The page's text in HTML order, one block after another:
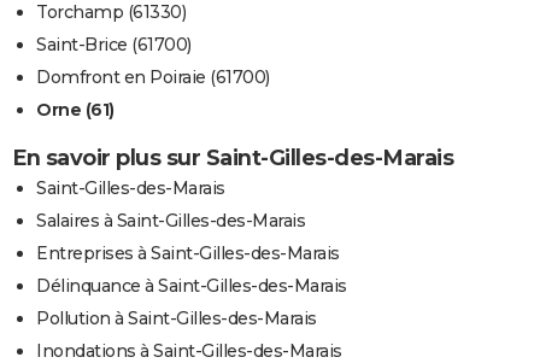
Torchamp (61330)
Saint-Brice (61700)
Domfront en Poiraie (61700)
Orne (61)
En savoir plus sur Saint-Gilles-des-Marais
Saint-Gilles-des-Marais
Salaires à Saint-Gilles-des-Marais
Entreprises à Saint-Gilles-des-Marais
Délinquance à Saint-Gilles-des-Marais
Pollution à Saint-Gilles-des-Marais
Inondations à Saint-Gilles-des-Marais